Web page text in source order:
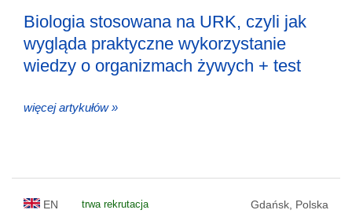
Biologia stosowana na URK, czyli jak
wygląda praktyczne wykorzystanie
wiedzy o organizmach żywych + test
więcej artykułów »
EN trwa rekrutacja Gdańsk, Polska